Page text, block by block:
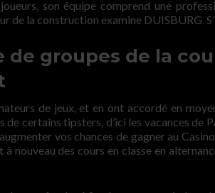
son équipe comprend une
de la construction examine DUISBURG.
de groupes de la
de jeux, et en ont accordé en
certains tipsters, d’ici les vacances de
vos chances de gagner au
nouveau des cours en classe en